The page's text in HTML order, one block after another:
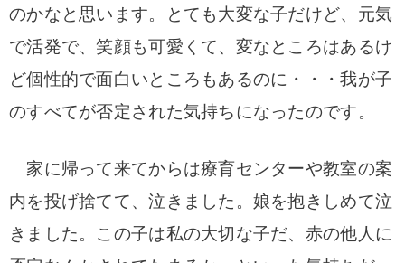
のかなと思います。とても大変な子だけど、元気
で活発で、笑顔も可愛くて、変なところはあるけ
ど個性的で面白いところもあるのに・・・我が子
のすべてが否定された気持ちになったのです。
家に帰って来てからは療育センターや教室の案
内を投げ捨てて、泣きました。娘を抱きしめて泣
きました。この子は私の大切な子だ、赤の他人に